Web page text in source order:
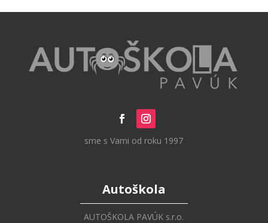
sme s Vami od roku 1997
Autoškola
AUTOŠKOLA PAVÚK s.r.o.